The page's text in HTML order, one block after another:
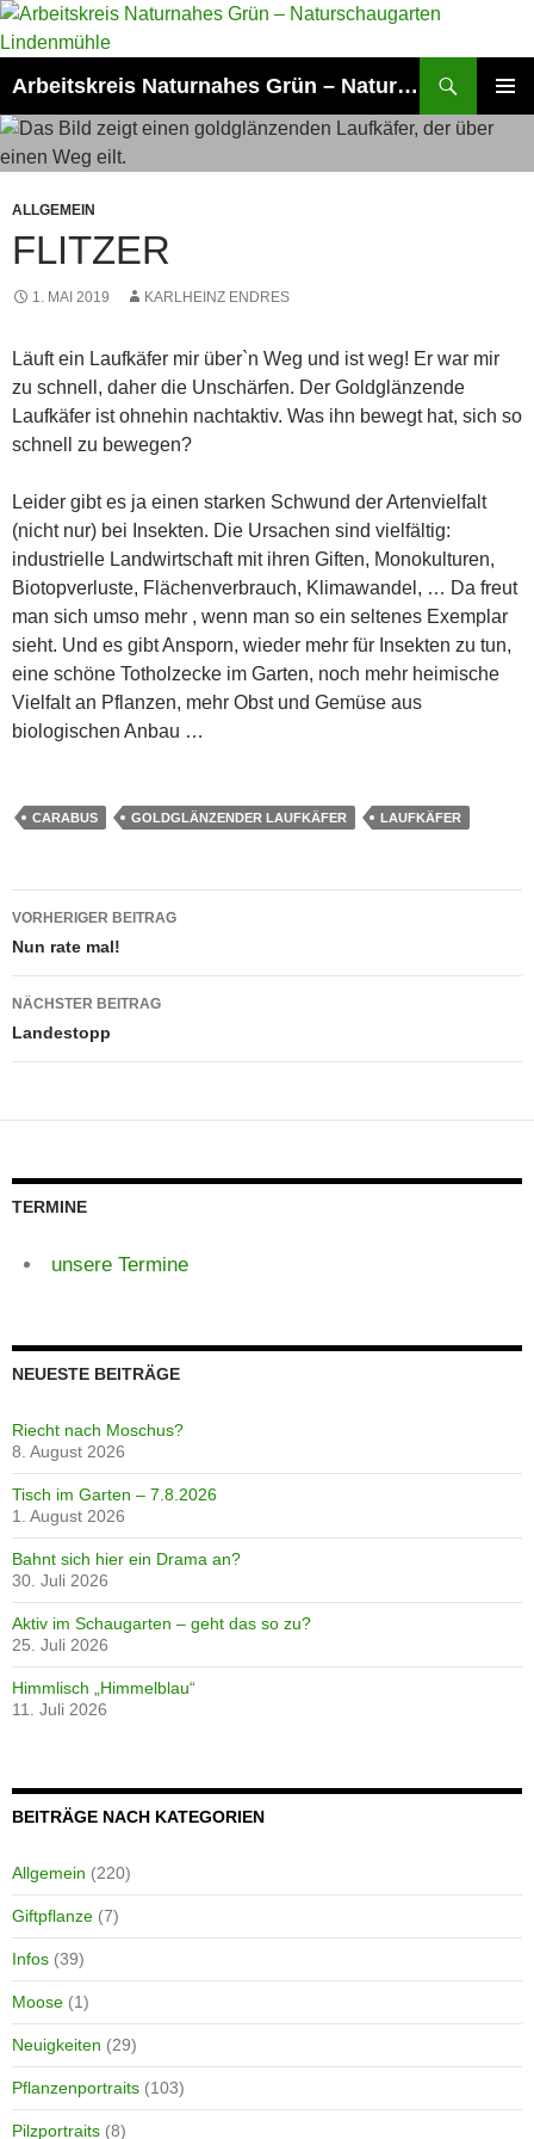
Zum
Inhalt
Arbeitskreis Naturnahes Grün – Naturschaugarten Lindenmühle
MENÜ
ALLGEMEIN
FLITZER
1. MAI 2019 KARLHEINZ ENDRES
Läuft ein Laufkäfer mir über`n Weg und ist weg! Er war mir
zu schnell, daher die Unschärfen. Der Goldglänzende
Laufkäfer ist ohnehin nachtaktiv. Was ihn bewegt hat, sich so
schnell zu bewegen?
Leider gibt es ja einen starken Schwund der Artenvielfalt
(nicht nur) bei Insekten. Die Ursachen sind vielfältig:
industrielle Landwirtschaft mit ihren Giften, Monokulturen,
Biotopverluste, Flächenverbrauch, Klimawandel, … Da freut
man sich umso mehr , wenn man so ein seltenes Exemplar
sieht. Und es gibt Ansporn, wieder mehr für Insekten zu tun,
eine schöne Totholzecke im Garten, noch mehr heimische
Vielfalt an Pflanzen, mehr Obst und Gemüse aus
biologischen Anbau …
CARABUS GOLDGLÄNZENDER LAUFKÄFER LAUFKÄFER
Beitragsnavigation
VORHERIGER BEITRAG
Nun rate mal!
NÄCHSTER BEITRAG
Landestopp
TERMINE
unsere Termine
NEUESTE BEITRÄGE
Riecht nach Moschus?
8. August 2026
Tisch im Garten – 7.8.2026
1. August 2026
Bahnt sich hier ein Drama an?
30. Juli 2026
Aktiv im Schaugarten – geht das so zu?
25. Juli 2026
Himmlisch „Himmelblau“
11. Juli 2026
BEITRÄGE NACH KATEGORIEN
Allgemein (220)
Giftpflanze (7)
Infos (39)
Moose (1)
Neuigkeiten (29)
Pflanzenportraits (103)
Pilzportraits (8)